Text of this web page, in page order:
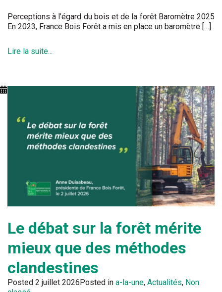
Perceptions à l’égard du bois et de la forêt Baromètre 2025
En 2023, France Bois Forêt a mis en place un baromètre […]
Lire la suite...
Le débat sur la forêt mérite
mieux que des méthodes
clandestines
Posted 2 juillet 2026 Posted in a-la-une, Actualités, Non